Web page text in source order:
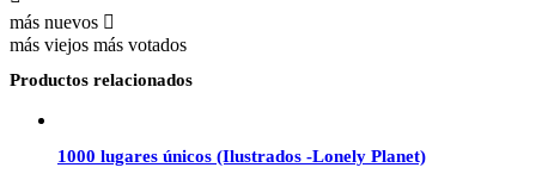
más nuevos
más viejos más votados
Productos relacionados
1000 lugares únicos (Ilustrados -Lonely Planet)